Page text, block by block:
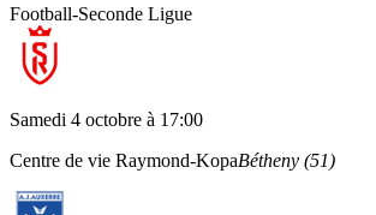
Football-Seconde Ligue
Samedi 4 octobre à 17:00
Centre de vie Raymond-KopaBétheny (51)